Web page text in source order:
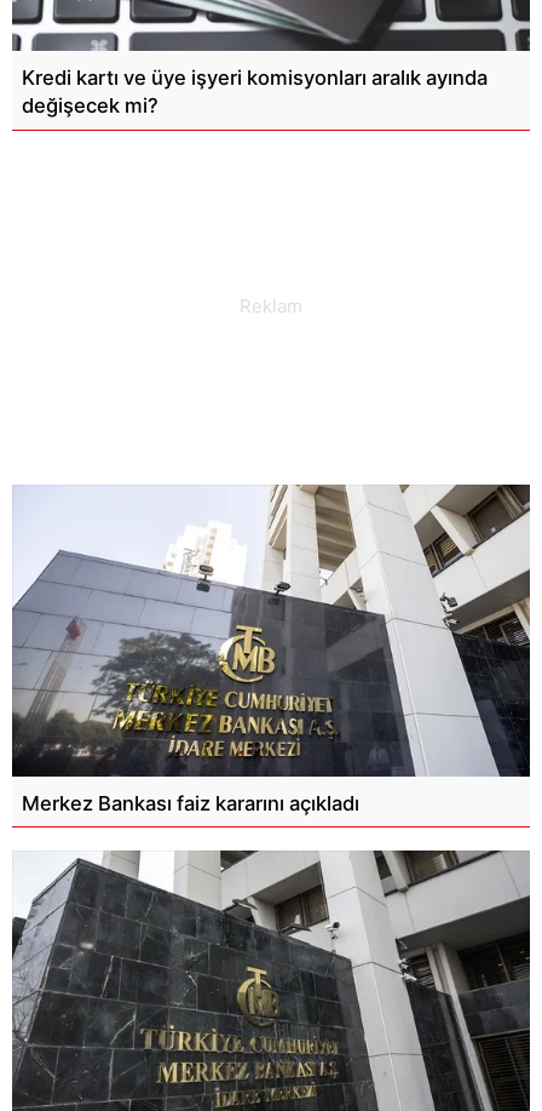
Kredi kartı ve üye işyeri komisyonları aralık ayında
değişecek mi?
Merkez Bankası faiz kararını açıkladı